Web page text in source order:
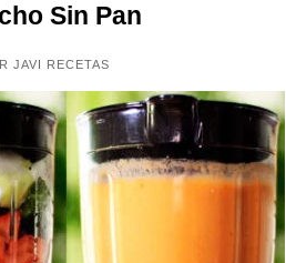
Sin Pan
JAVI RECETAS